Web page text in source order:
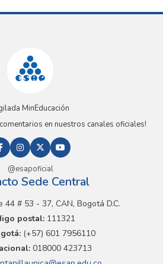
MinEducación
en nuestros canales oficiales!
@esapoficial
Sede Central
# 53 - 37, CAN, Bogotá D.C.
postal: 111321
(+57) 601 7956110
018000 423713